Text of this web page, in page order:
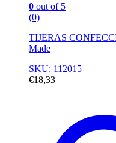
0 out of 5
(0)
TIJERAS
Made
SKU: 112015
€18,33